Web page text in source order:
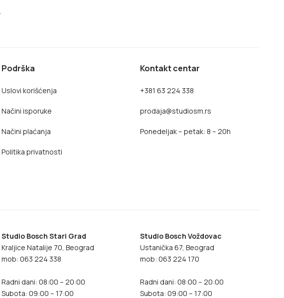
.
Podrška
Uslovi korišćenja
Načini isporuke
Načini plaćanja
Politika privatnosti
Kontakt centar
+381 63 224 338
prodaja@studiosm.rs
Ponedeljak – petak: 8 – 20h
Studio Bosch Stari Grad
Kraljice Natalije 70, Beograd
mob: 063 224 338
Radni dani: 08:00 – 20:00
Subota: 09:00 – 17:00
Studio Bosch Voždovac
Ustanička 67, Beograd
mob: 063 224 170
Radni dani: 08:00 – 20:00
Subota: 09:00 – 17:00